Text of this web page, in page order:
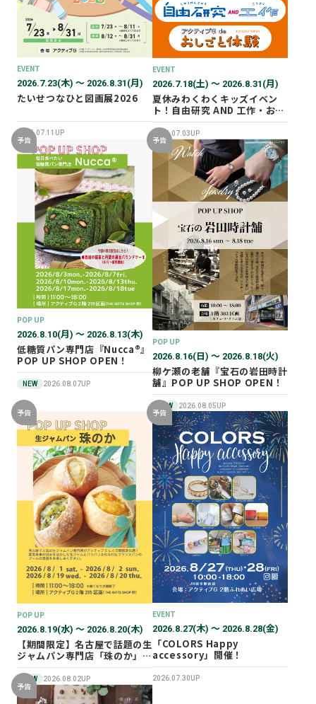
EVENT
2026.7.23(木) 〜 2026.8.31(月)
たいせつなひと図画展2026
2026.07.11UP
EVENT
2026.7.18(土) 〜 2026.8.31(月)
夏休みわくわくキッズイベン
ト！自由研究 AND 工作・おし
ごと体験！
2026.07.03UP
予告
POP UP
2026.8.10(月) 〜 2026.8.13(木)
低糖質パン専門店『Nucca®』
POP UP SHOP OPEN！
NEW 2026.08.07UP
予告
POP UP
2026.8.16(日) 〜 2026.8.18(火)
柳ケ瀬の老舗『宝石の岩田時計
舗』POP UP SHOP OPEN！
NEW 2026.08.05UP
予告
POP UP
2026.8.19(水) 〜 2026.8.20(木)
【期間限定】名古屋で話題の生
ジャムパン専門店「珠のか」
POP UP SHOP
NEW 2026.08.02UP
予告
EVENT
2026.8.27(木) 〜 2026.8.28(金)
「COLORS Happy
accessory」開催！
2026.07.30UP
予告